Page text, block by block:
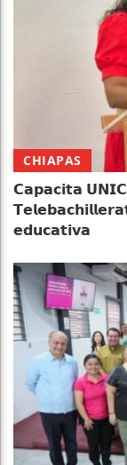
CHIAPAS
𝗖𝗮𝗽𝗮𝗰𝗶𝘁𝗮
𝗲𝗱𝘂𝗰𝗮𝘁𝗶𝘃𝗮